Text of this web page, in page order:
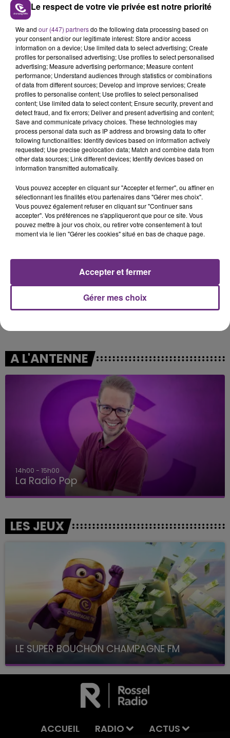
C'était l'une des institutions du centre-ville
rémois. Le magasin JouéClub est contraint de
fermer ses portes.
TITRES DIFFUSÉS
23h01
23h01
Dai Dai
22h58
22h58
Am I Wrong
22h54
22h54 22h51
22h51
A L'ANTENNE
14h00 - 15h00
La Radio Pop
LES JEUX
LE SUPER BOUCHON CHAMPAGNE FM
avec La Famille Champagne FM, à 8H10
ACCUEIL RADIO ACTUS
Le respect de votre vie privée est notre priorité
We and our (447) partnersdo the following data processing based on
your consent and/or our legitimate interest: Store and/or access
information on a device; Use limited data to select advertising; Create
profiles for personalised advertising; Use profiles to select personalised
advertising; Measure advertising performance; Measure content
performance; Understand audiences through statistics or combinations
of data from different sources; Develop and improve services; Create
profiles to personalise content; Use profiles to select personalised
content; Use limited data to select content; Ensure security, prevent and
detect fraud, and fix errors; Deliver and present advertising and content;
Save and communicate privacy choices. These technologies may
process personal data such as IP address and browsing data to offer
following functionalities: Identify devices based on information actively
requested; Use precise geolocation data; Match and combine data from
other data sources; Link different devices; Identify devices based on
information transmitted automatically.
Vous pouvez accepter en cliquant sur "Accepter et fermer", ou affiner en
sélectionnant les finalités et/ou partenaires dans "Gérer mes choix".
Vous pouvez également refuser en cliquant sur "Continuer sans
accepter". Vos préférences ne s'appliqueront que pour ce site. Vous
pouvez mettre à jour vos choix, ou retirer votre consentement à tout
moment via le lien "Gérer les cookies" situé en bas de chaque page.
Gérer mes choix
Accepter et fermer